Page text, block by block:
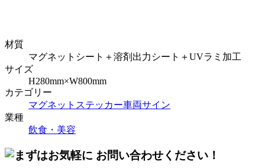
材質
マグネットシート＋溶剤出力シート＋UVラミ加工
サイズ
H280mm×W800mm
カテゴリー
マグネットステッカー車両サイン
業種
飲食・美容
お問い合わせください！